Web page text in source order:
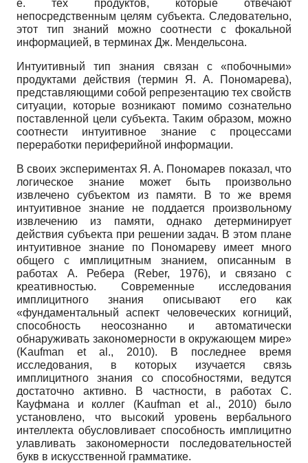
е. тех продуктов, которые отвечают
непосредственным целям субъекта. Следовательно,
этот тип знаний можно соотнести с фокальной
информацией, в терминах Дж. Мендельсона.
Интуитивный тип знания связан с «побочными»
продуктами действия (термин Я. А. Пономарева),
представляющими собой репрезентацию тех свойств
ситуации, которые возникают помимо сознательно
поставленной цели субъекта. Таким образом, можно
соотнести интуитивное знание с процессами
переработки периферийной информации.
В своих экспериментах Я. А. Пономарев показал, что
логическое знание может быть произвольно
извлечено субъектом из памяти. В то же время
интуитивное знание не поддается произвольному
извлечению из памяти, однако детерминирует
действия субъекта при решении задач. В этом плане
интуитивное знание по Пономареву имеет много
общего с имплицитным знанием, описанным в
работах А. Ребера (Reber, 1976), и связано с
креативностью. Современные исследования
имплицитного знания описывают его как
«фундаментальный аспект человеческих когниций,
способность неосознанно и автоматически
обнаруживать закономерности в окружающем мире»
(Kaufman et al., 2010). В последнее время
исследования, в которых изучается связь
имплицитного знания со способностями, ведутся
достаточно активно. В частности, в работах С.
Кауфмана и коллег (Kaufman et al., 2010) было
установлено, что высокий уровень вербального
интеллекта обусловливает способность имплицитно
улавливать закономерности последовательностей
букв в искусственной грамматике.